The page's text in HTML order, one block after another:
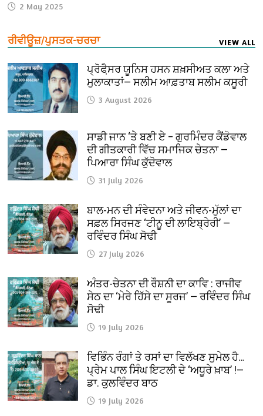
2 May 2025
ਰੀਵੀਊਜ਼/ਪੁਸਤਕ-ਚਰਚਾ VIEW ALL
ਪ੍ਰੋਫੈ਼ਸਰ ਯੂਨਿਸ ਹਸਨ ਸ਼ਖ਼ਸੀਅਤ ਕਲਾ ਅਤੇ
ਮੁਲਾਕਾਤਾਂ— ਸਲੀਮ ਆਫ਼ਤਾਬ ਸਲੀਮ ਕਸੂਰੀ
3 August 2026
ਸਾਡੀ ਜਾਨ ‘ਤੇ ਬਣੀ ਏ – ਗੁਰਮਿੰਦਰ ਕੈਂਡੋਵਾਲ
ਦੀ ਗੀਤਕਾਰੀ ਵਿੱਚ ਸਮਾਜਿਕ ਚੇਤਨਾ —
ਪਿਆਰਾ ਸਿੰਘ ਕੁੱਦੋਵਾਲ
31 July 2026
ਬਾਲ-ਮਨ ਦੀ ਸੰਵੇਦਨਾ ਅਤੇ ਜੀਵਨ-ਮੁੱਲਾਂ ਦਾ
ਸਫ਼ਲ ਸਿਰਜਣ ‘ਟੀਨੂ ਦੀ ਲਾਇਬ੍ਰੇਰੀ’ —
ਰਵਿੰਦਰ ਸਿੰਘ ਸੋਢੀ
27 July 2026
ਅੰਤਰ-ਚੇਤਨਾ ਦੀ ਰੌਸ਼ਨੀ ਦਾ ਕਾਵਿ : ਰਾਜੀਵ
ਸੇਠ ਦਾ ‘ਮੇਰੇ ਹਿੱਸੇ ਦਾ ਸੂਰਜ’ — ਰਵਿੰਦਰ ਸਿੰਘ
ਸੋਢੀ
19 July 2026
ਵਿਭਿੰਨ ਰੰਗਾਂ ਤੇ ਰਸਾਂ ਦਾ ਵਿਲੱਖਣ ਸੁਮੇਲ ਹੈ…
ਪ੍ਰੇਮ ਪਾਲ ਸਿੰਘ ਇਟਲੀ ਦੇ ‘ਅਧੂਰੇ ਖ਼ਾਬ’ !—
ਡਾ. ਕੁਲਵਿੰਦਰ ਬਾਠ
19 July 2026